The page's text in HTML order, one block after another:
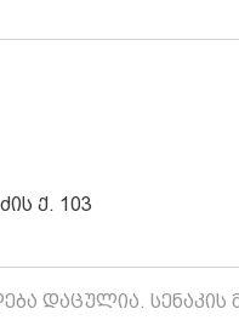
ქ. 103
დაცულია. სენაკის